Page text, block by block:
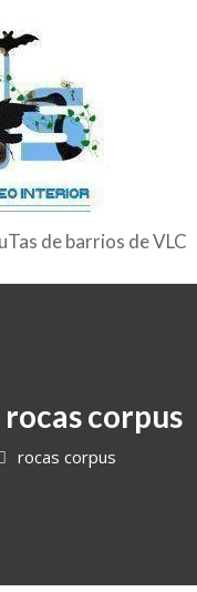
de barrios de VLC
rocas corpus
rocas corpus